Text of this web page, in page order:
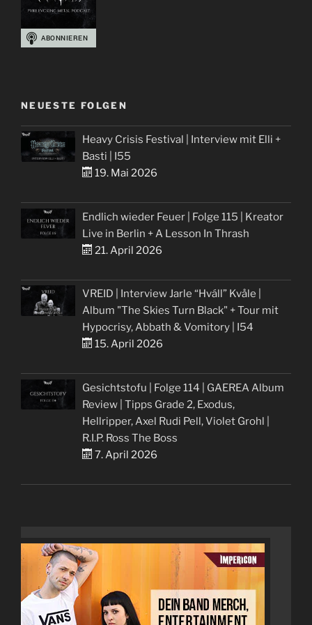
NEUESTE FOLGEN
Heavy Crisis Festival | Interview mit Elli +
Basti | I55
19. Mai 2026
Endlich wieder Feuer | Folge 115 | Kreator
Live in Berlin + A Lesson In Thrash
21. April 2026
VREID | Interview Jarle “Hváll” Kvåle |
Album "The Skies Turn Black" + Tour mit
Hypocrisy, Abbath & Vomitory | I54
15. April 2026
Gesichtstofu | Folge 114 | GAEREA Album
Review | Tipps Grade 2, Exodus,
Hellripper, Axel Rudi Pell, Violet Grohl |
R.I.P. Ross The Boss
7. April 2026